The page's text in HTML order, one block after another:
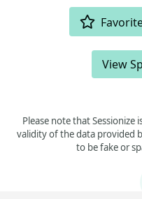
View
Please note that Sessionize
validity of the data provided
to be fake or